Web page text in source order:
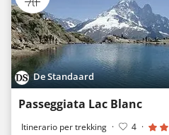
De Standaard
Passeggiata Lac Blanc
Itinerario per trekking · 4 ·